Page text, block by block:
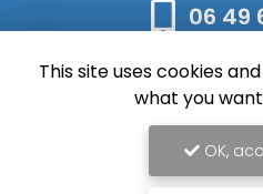
06 49
Envoyez
This site uses cookies
what you
OK,